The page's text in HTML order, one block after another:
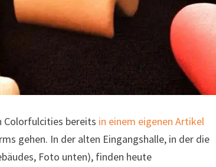
Colorfulcities bereits in einem eigenen Artikel
gehen. In der alten Eingangshalle, in der die
Foto unten), finden heute